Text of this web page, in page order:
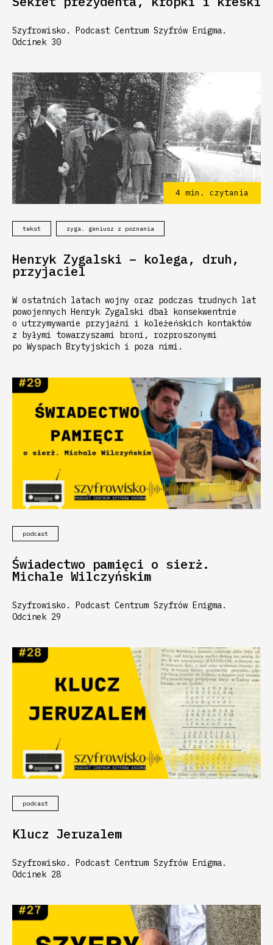
Szyfrowisko. Podcast Centrum Szyfrów Enigma.
Odcinek 30
4 min. czytania
tekst zyga. geniusz z poznania
Henryk Zygalski – kolega, druh,
przyjaciel
W ostatnich latach wojny oraz podczas trudnych lat
powojennych Henryk Zygalski dbał konsekwentnie
o utrzymywanie przyjaźni i koleżeńskich kontaktów
z byłymi towarzyszami broni, rozproszonymi
po Wyspach Brytyjskich i poza nimi.
podcast
Świadectwo pamięci o sierż.
Michale Wilczyńskim
Szyfrowisko. Podcast Centrum Szyfrów Enigma.
Odcinek 29
podcast
Klucz Jeruzalem
Szyfrowisko. Podcast Centrum Szyfrów Enigma.
Odcinek 28